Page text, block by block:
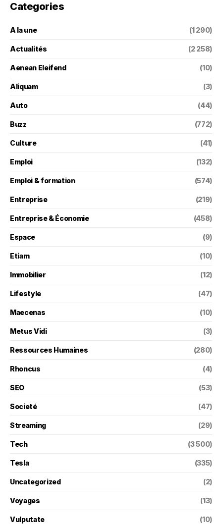
Categories
A la une (1 290)
Actualités (2 258)
Aenean Eleifend (10)
Aliquam (3)
Auto (44)
Buzz (772)
Culture (41)
Emploi (132)
Emploi & formation (574)
Entreprise (219)
Entreprise & Économie (458)
Espace (9)
Etiam (10)
Immobilier (12)
Lifestyle (47)
Maecenas (10)
Metus Vidi (3)
Ressources Humaines (280)
Rhoncus (4)
SEO (53)
Societé (47)
Streaming (29)
Tech (3 500)
Tesla (335)
Uncategorized (2)
Voyages (13)
Vulputate (10)